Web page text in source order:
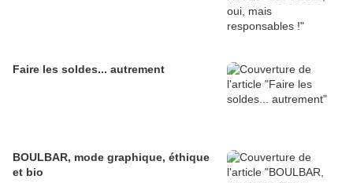
Faire les soldes... autrement
BOULBAR, mode graphique, éthique
et bio